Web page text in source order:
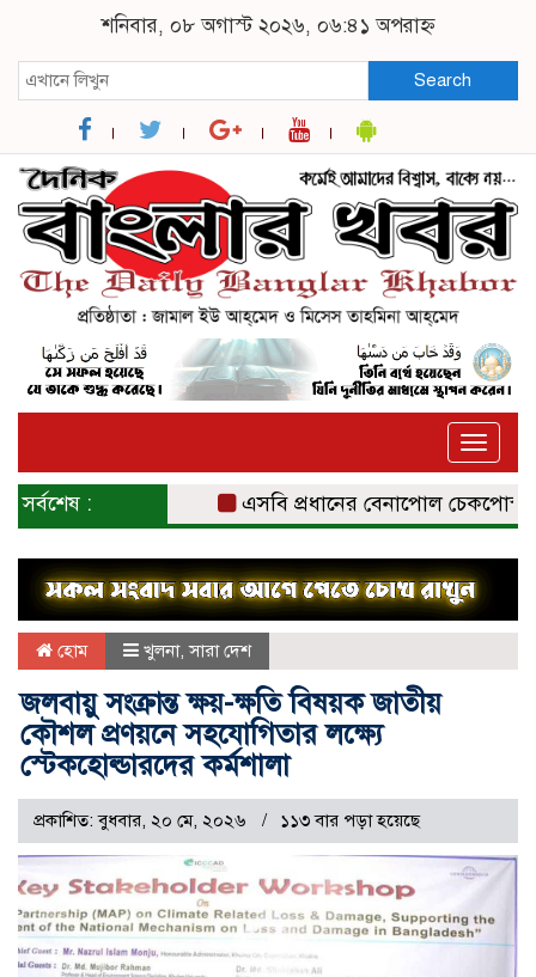
শনিবার, ০৮ অগাস্ট ২০২৬, ০৬:৪১ অপরাহ্ন
Search
Toggle
সর্বশেষ : এসবি প্রধানের বেনাপোল চেকপোস্ট
হোম খুলনা,সারা দেশ
জলবায়ু সংক্রান্ত ক্ষয়-ক্ষতি বিষয়ক জাতীয়
কৌশল প্রণয়নে সহযোগিতার লক্ষ্যে
স্টেকহোল্ডারদের কর্মশালা
প্রকাশিত: বুধবার, ২০ মে, ২০২৬ ১১৩ বার পড়া হয়েছে